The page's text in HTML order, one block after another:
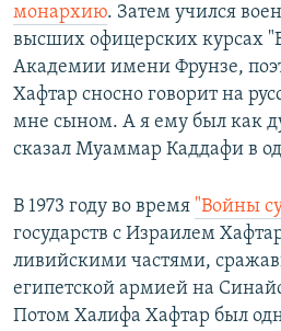
монархию. Затем учился
высших офицерских курсах
Академии имени Фрунзе,
Хафтар сносно говорит на
мне сыном. А я ему был как
сказал Муаммар Каддафи в
В 1973 году во время "Войны
государств с Израилем
ливийскими частями,
египетской армией на
Потом Халифа Хафтар был